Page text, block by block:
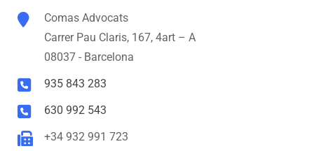
Comas Advocats
Carrer Pau Claris, 167, 4art – A
08037 - Barcelona
935 843 283
630 992 543
+34 932 991 723